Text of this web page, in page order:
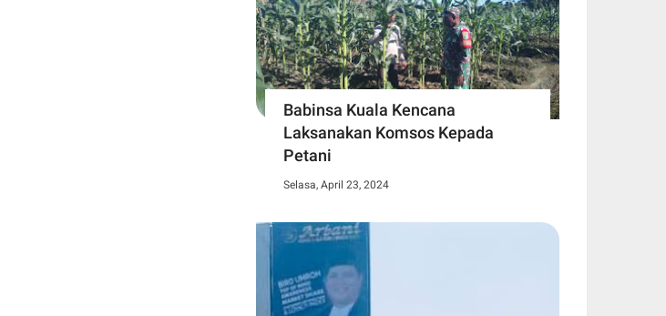
Babinsa Kuala Kencana
Laksanakan Komsos Kepada
Petani
Selasa, April 23, 2024